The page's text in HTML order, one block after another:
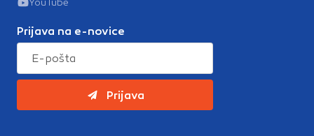
YouTube
Prijava na e-novice
Prijava